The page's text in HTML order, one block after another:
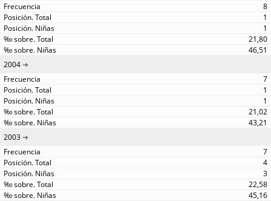
8
1
1
21,80
46,51
2004
7
1
1
21,02
43,21
2003
7
4
3
22,58
45,16